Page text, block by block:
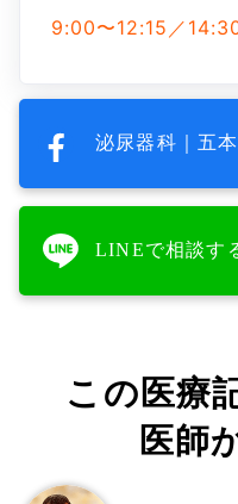
9:00〜12:15／
泌尿器科｜五
LINEで相談す
この医療
医師
当院か
五本木ク
はじ
保
一般診療